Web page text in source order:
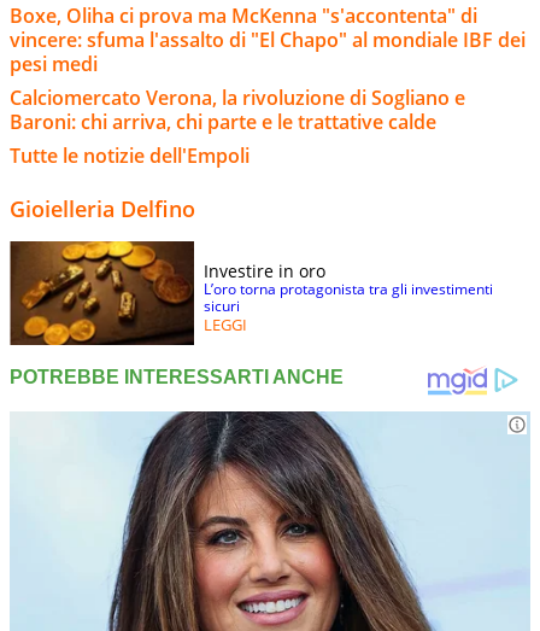
Boxe, Oliha ci prova ma McKenna "s'accontenta" di
vincere: sfuma l'assalto di "El Chapo" al mondiale IBF dei
pesi medi
Calciomercato Verona, la rivoluzione di Sogliano e
Baroni: chi arriva, chi parte e le trattative calde
Tutte le notizie dell'Empoli
Gioielleria Delfino
Investire in oro
L’oro torna protagonista tra gli investimenti
sicuri
LEGGI